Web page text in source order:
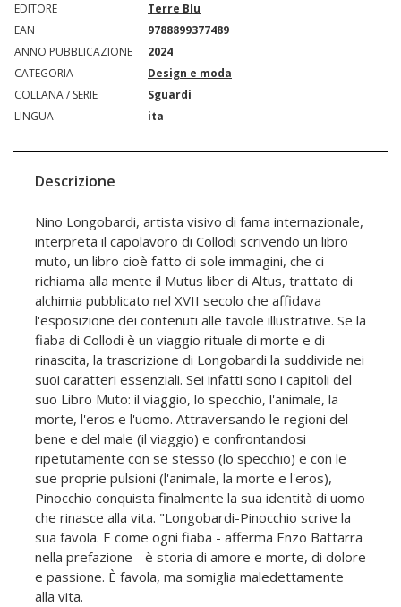
EDITORE
Terre Blu
EAN
9788899377489
ANNO PUBBLICAZIONE
2024
CATEGORIA
Design e moda
COLLANA / SERIE
Sguardi
LINGUA
ita
Descrizione
Nino Longobardi, artista visivo di fama internazionale,
interpreta il capolavoro di Collodi scrivendo un libro
muto, un libro cioè fatto di sole immagini, che ci
richiama alla mente il Mutus liber di Altus, trattato di
alchimia pubblicato nel XVII secolo che affidava
l'esposizione dei contenuti alle tavole illustrative. Se la
fiaba di Collodi è un viaggio rituale di morte e di
rinascita, la trascrizione di Longobardi la suddivide nei
suoi caratteri essenziali. Sei infatti sono i capitoli del
suo Libro Muto: il viaggio, lo specchio, l'animale, la
morte, l'eros e l'uomo. Attraversando le regioni del
bene e del male (il viaggio) e confrontandosi
ripetutamente con se stesso (lo specchio) e con le
sue proprie pulsioni (l'animale, la morte e l'eros),
Pinocchio conquista finalmente la sua identità di uomo
che rinasce alla vita. "Longobardi-Pinocchio scrive la
sua favola. E come ogni fiaba - afferma Enzo Battarra
nella prefazione - è storia di amore e morte, di dolore
e passione. È favola, ma somiglia maledettamente
alla vita.